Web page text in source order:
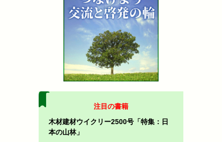
注目の書籍
木材建材ウイクリー2500号「特集：日
本の山林」